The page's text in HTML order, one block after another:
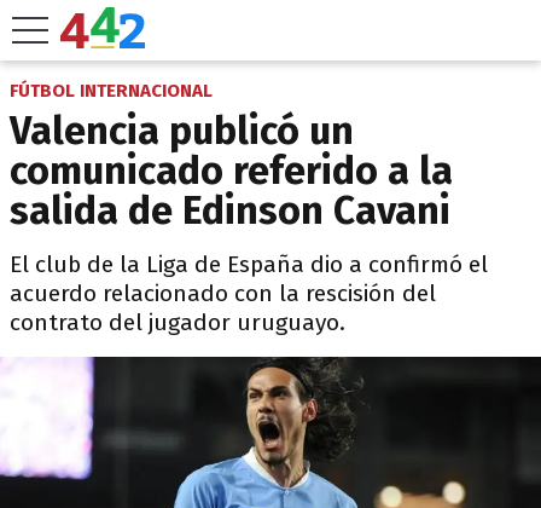
FÚTBOL INTERNACIONAL
Valencia publicó un
comunicado referido a la
salida de Edinson Cavani
El club de la Liga de España dio a confirmó el
acuerdo relacionado con la rescisión del
contrato del jugador uruguayo.